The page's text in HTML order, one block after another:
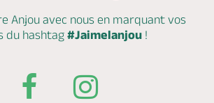
Anjou avec nous en marquantvos
du hashtag#Jaimelanjou !